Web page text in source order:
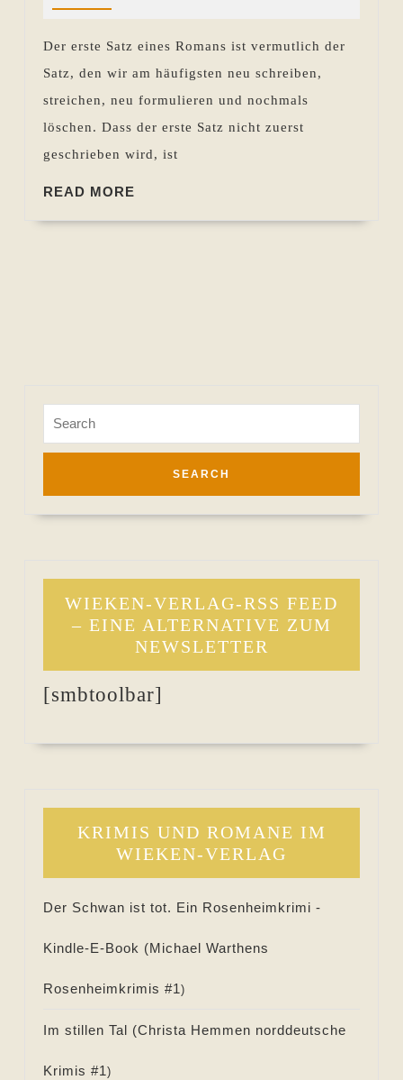
Der erste Satz eines Romans ist vermutlich der
Satz, den wir am häufigsten neu schreiben,
streichen, neu formulieren und nochmals
löschen. Dass der erste Satz nicht zuerst
geschrieben wird, ist
READ MORE
for:
WIEKEN-VERLAG-RSS FEED
– EINE ALTERNATIVE ZUM
NEWSLETTER
[smbtoolbar]
KRIMIS UND ROMANE IM
WIEKEN-VERLAG
Der Schwan ist tot. Ein Rosenheimkrimi -
Kindle-E-Book (Michael Warthens
Rosenheimkrimis #1)
Im stillen Tal (Christa Hemmen norddeutsche
Krimis #1)